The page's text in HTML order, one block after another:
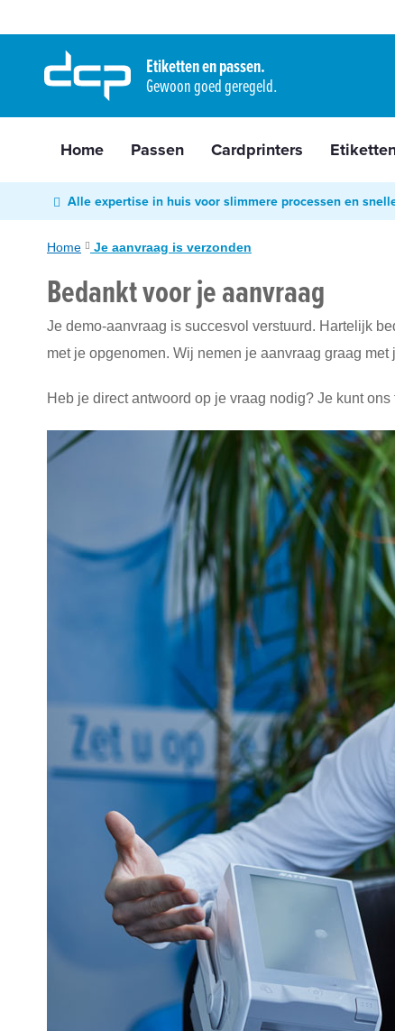
naar
de
inhoud
Etiketten en passen.
Gewoon goed geregeld.
Passen
Cardprinters
&
Readers
&
Diensten
Support
Home Passen Cardprinters
Alle expertise in huis voor slimmere processen en
Home Je aanvraag is verzonden
Bedankt voor je aanvraag
Je demo-aanvraag is succesvol verstuurd. Hartelijk
met je opgenomen. Wij nemen je aanvraag graag
Heb je direct antwoord op je vraag nodig? Je kunt